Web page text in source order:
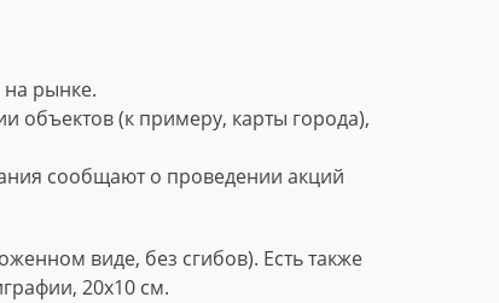
рынке.
(к примеру, карты города),
сообщают о проведении акций
виде, без сгибов). Есть также
20х10 см.